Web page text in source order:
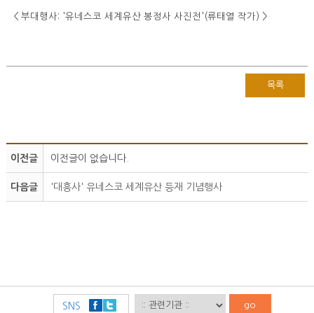
< 부대행사: '유네스코 세계유산 봉정사 사진전'(류태열 작가) >
목록
이전글 이전글이 없습니다.
다음글 '대흥사' 유네스코 세계유산 등재 기념행사
go
SNS